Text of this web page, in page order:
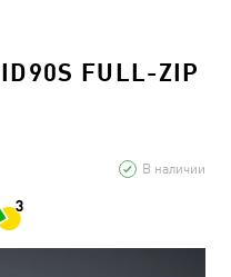
FULL-ZIP
В наличии